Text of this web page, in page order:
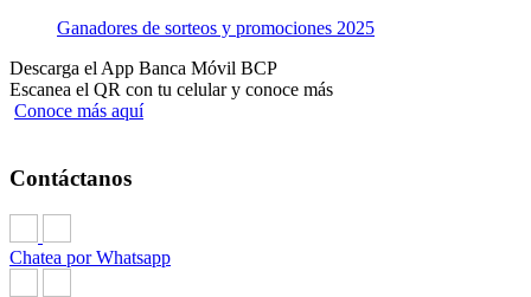
Ganadores de sorteos y promociones 2025
Descarga el App Banca Móvil BCP
Escanea el QR con tu celular y conoce más
Conoce más aquí
Contáctanos
Chatea por Whatsapp